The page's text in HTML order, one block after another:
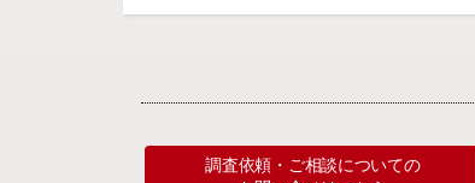
調査依頼・ご相談についての